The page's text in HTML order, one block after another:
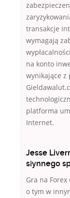
transakcje
wymagają
na konto
wynikające z
platforma
Internet.
Jesse
słynnego
Gra na
o tym w